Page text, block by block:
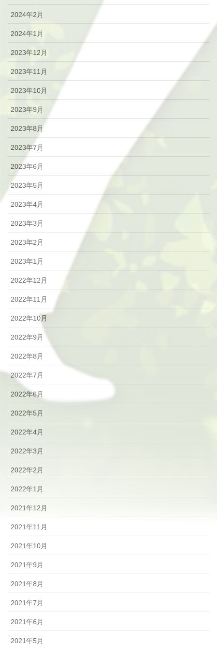
2024年2月
2024年1月
2023年12月
2023年11月
2023年10月
2023年9月
2023年8月
2023年7月
2023年6月
2023年5月
2023年4月
2023年3月
2023年2月
2023年1月
2022年12月
2022年11月
2022年10月
2022年9月
2022年8月
2022年7月
2022年6月
2022年5月
2022年4月
2022年3月
2022年2月
2022年1月
2021年12月
2021年11月
2021年10月
2021年9月
2021年8月
2021年7月
2021年6月
2021年5月